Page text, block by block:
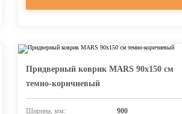
Придверный коврик MARS 90х150 см
темно-коричневый
Ширина, мм:
900